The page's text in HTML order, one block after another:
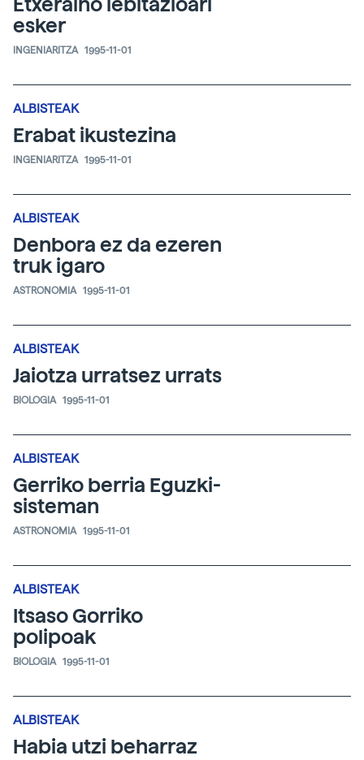
esker
INGENIARITZA 1995-11-01
ALBISTEAK
Erabat ikustezina
INGENIARITZA 1995-11-01
ALBISTEAK
Denbora ez da ezeren
truk igaro
ASTRONOMIA 1995-11-01
ALBISTEAK
Jaiotza urratsez urrats
BIOLOGIA 1995-11-01
ALBISTEAK
Gerriko berria Eguzki-
sisteman
ASTRONOMIA 1995-11-01
ALBISTEAK
Itsaso Gorriko
polipoak
BIOLOGIA 1995-11-01
ALBISTEAK
Habia utzi beharraz